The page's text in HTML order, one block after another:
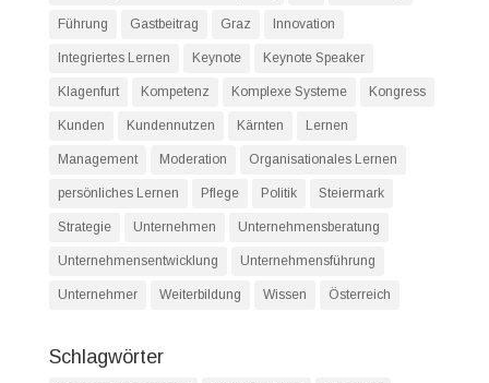
Führung Gastbeitrag Graz Innovation
Integriertes Lernen Keynote Keynote Speaker
Klagenfurt Kompetenz Komplexe Systeme Kongress
Kunden Kundennutzen Kärnten Lernen
Management Moderation Organisationales Lernen
persönliches Lernen Pflege Politik Steiermark
Strategie Unternehmen Unternehmensberatung
Unternehmensentwicklung Unternehmensführung
Unternehmer Weiterbildung Wissen Österreich
Schlagwörter